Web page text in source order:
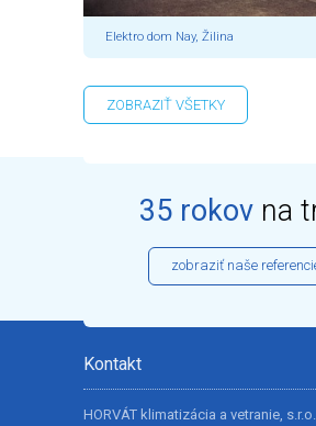
Elektro dom Nay, Žilina
ZOBRAZIŤ VŠETKY
35 rokovna
zobraziť naše
Kontakt
HORVÁT klimatizácia a vetranie, s.r.o.